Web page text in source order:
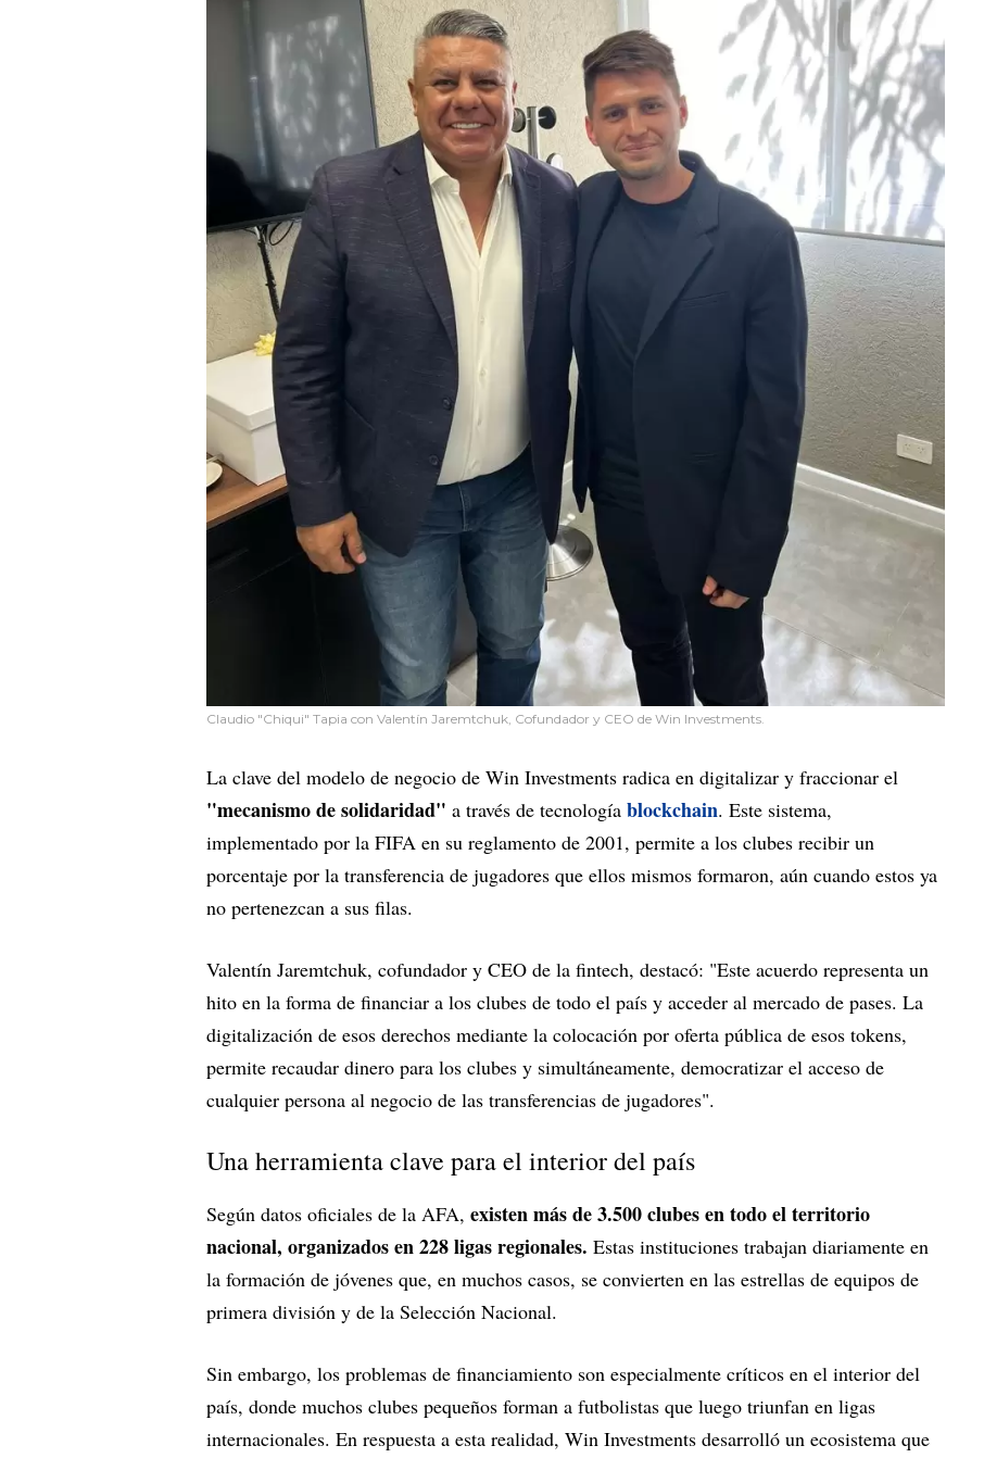
Claudio "Chiqui" Tapia con Valentín Jaremtchuk, Cofundador y CEO de Win Investments.
La clave del modelo de negocio de Win Investments radica en digitalizar y fraccionar el
"mecanismo de solidaridad" a través de tecnología blockchain. Este sistema,
implementado por la FIFA en su reglamento de 2001, permite a los clubes recibir un
porcentaje por la transferencia de jugadores que ellos mismos formaron, aún cuando estos ya
no pertenezcan a sus filas.
Valentín Jaremtchuk, cofundador y CEO de la fintech, destacó: "Este acuerdo representa un
hito en la forma de financiar a los clubes de todo el país y acceder al mercado de pases. La
digitalización de esos derechos mediante la colocación por oferta pública de esos tokens,
permite recaudar dinero para los clubes y simultáneamente, democratizar el acceso de
cualquier persona al negocio de las transferencias de jugadores".
Una herramienta clave para el interior del país
Según datos oficiales de la AFA, existen más de 3.500 clubes en todo el territorio
nacional, organizados en 228 ligas regionales. Estas instituciones trabajan diariamente en
la formación de jóvenes que, en muchos casos, se convierten en las estrellas de equipos de
primera división y de la Selección Nacional.
Sin embargo, los problemas de financiamiento son especialmente críticos en el interior del
país, donde muchos clubes pequeños forman a futbolistas que luego triunfan en ligas
internacionales. En respuesta a esta realidad, Win Investments desarrolló un ecosistema que